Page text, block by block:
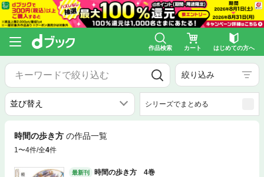
作品検索 カート はじめての方へ
絞り込み
シリーズでまとめる
時間の歩き方 の作品一覧
1〜4件/全4件
最新刊
時間の歩き方 4巻